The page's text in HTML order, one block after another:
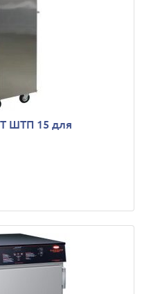
ШТП 15 для